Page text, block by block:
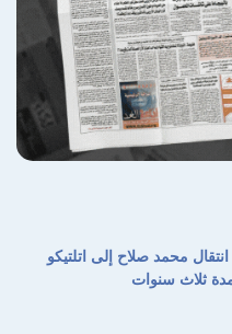
محمد صلاح إلى اتلتيكو
ثلاث سنوات